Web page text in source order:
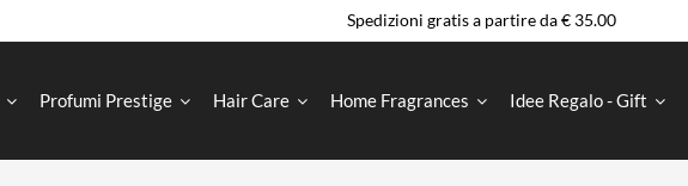
Spedizioni gratis a partire da € 35.00
Profumi Prestige Hair Care Home Fragrances Idee Regalo - Gift